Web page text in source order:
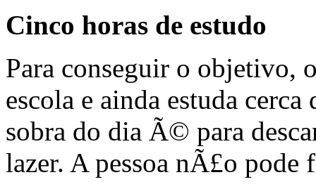
Cinco horas de estudo
Para conseguir o objetivo,
escola e ainda estuda
sobra do dia Ã© para
lazer. A pessoa nÃ£o pode